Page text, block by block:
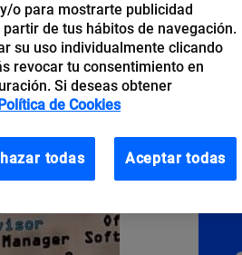
o para mostrarte publicidad
de tus hábitos de navegación.
su uso individualmente clicando
revocar tu consentimiento en
Si deseas obtener
de Cookies
todas Aceptar todas